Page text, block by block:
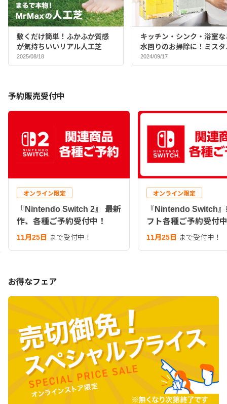
敷くだけ簡単！ふかふか質感
が気持ちいいリアル人工芝
2025/08/18
キッチン・シンク・浴室な
水回りのお掃除に！ミスタ
マックスバイヤーおすすめ
ポンジ♪
2024/09/17
予約販売受付中
オンライン限定
『Nintendo Switch 2』 最新
作、各種ご予約受付中！
11月25日 まで受付中！
オンライン限定
『Nintendo Switch
フト各種ご予約受付
11月25日 まで受付中！
お得なフェア